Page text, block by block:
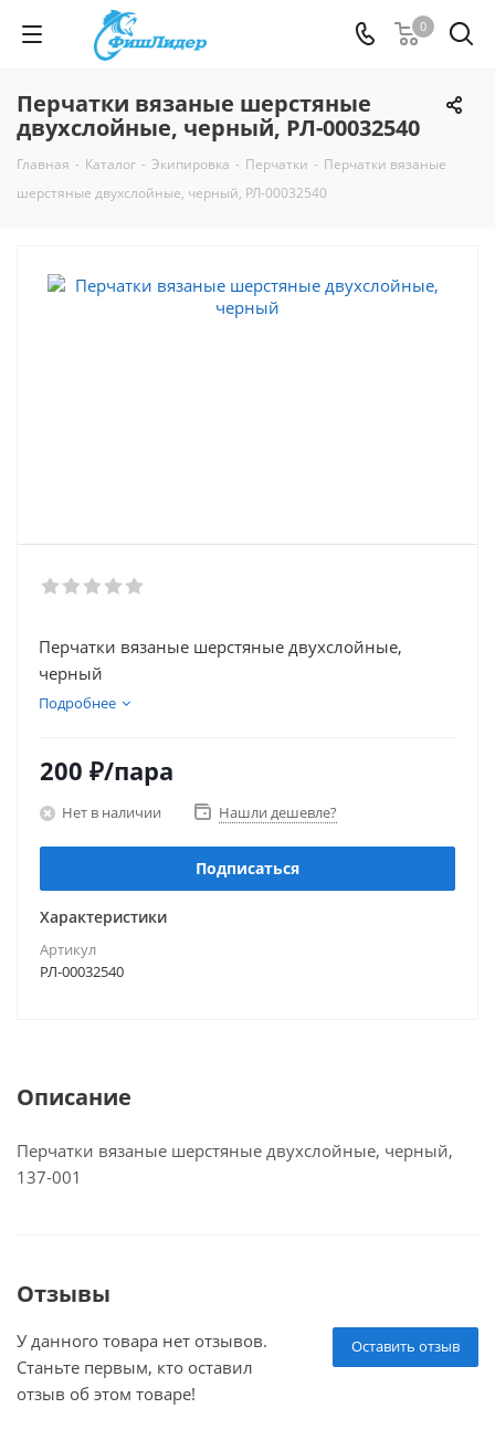
0
Перчатки вязаные шерстяные
двухслойные, черный, РЛ-00032540
Главная - Каталог - Экипировка - Перчатки - Перчатки вязаные
шерстяные двухслойные, черный, РЛ-00032540
Перчатки вязаные шерстяные двухслойные,
черный
Подробнее
200 ₽/пара
Нет в наличии Нашли дешевле?
Подписаться
Характеристики
Артикул
РЛ-00032540
Описание
Перчатки вязаные шерстяные двухслойные, черный,
137-001
Отзывы
Оставить отзыв
У данного товара нет отзывов.
Станьте первым, кто оставил
отзыв об этом товаре!